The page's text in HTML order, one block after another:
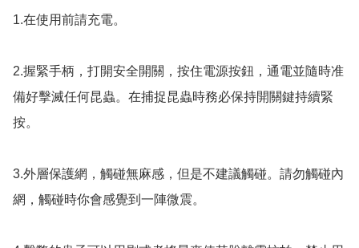
1.在使用前請充電。
2.握緊手柄，打開安全開關，按住電源按鈕，通電並隨時准
備好擊滅任何昆蟲。在捕捉昆蟲時務必保持開關鍵持續緊
按。
3.外層保護網，觸碰無麻感，但是不建議觸碰。請勿觸碰內
網，觸碰時你會感覺到一陣微震。